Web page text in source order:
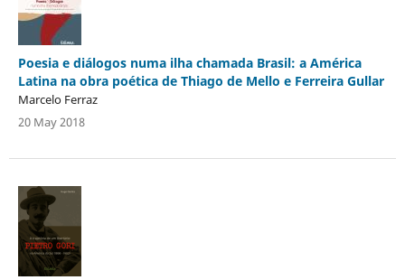
Poesia e diálogos numa ilha chamada Brasil: a América
Latina na obra poética de Thiago de Mello e Ferreira Gullar
Marcelo Ferraz
20 May 2018